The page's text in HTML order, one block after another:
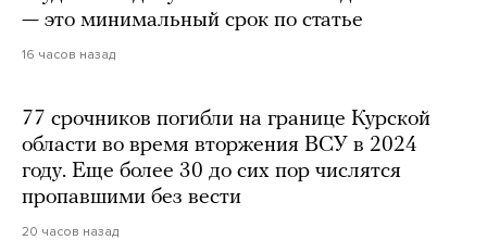
— это минимальный срок по статье
16 часов назад
77 срочников погибли на границе Курской
области во время вторжения ВСУ в 2024
году. Еще более 30 до сих пор числятся
пропавшими без вести
20 часов назад